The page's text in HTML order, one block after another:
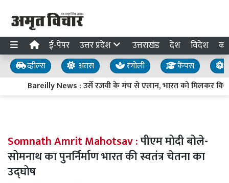
ई-पेपर उत्तर प्रदेश उत्तराखंड देश विदेश
व्हील्स अंतस रंगोली कैंपस
Bareilly News : उर्से रजवी के मंच से एलान, भारत को मिलकर
Somnath Amrit Mahotsav :पीएम मोदी बोले-
सोमनाथ का पुनर्निर्माण भारत की स्वतंत्र चेतना का
उद्घोष